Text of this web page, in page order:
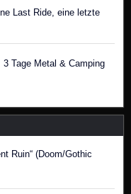
Last Ride, eine letzte
Tage Metal & Camping
Ruin“ (Doom/Gothic